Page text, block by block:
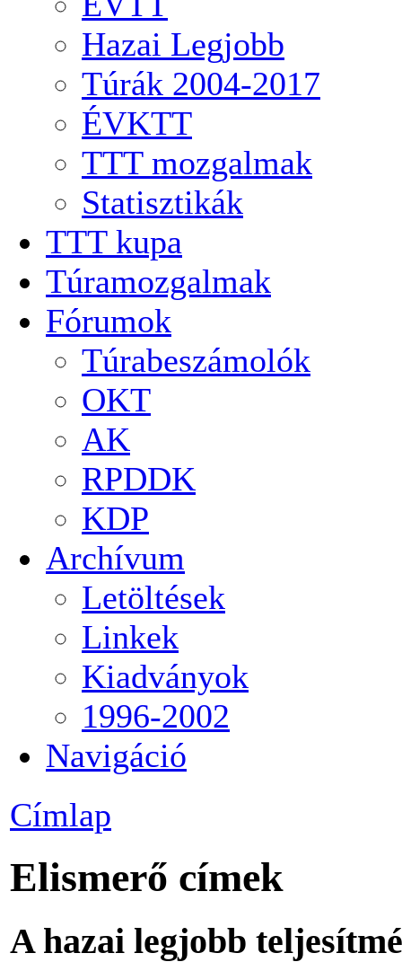
Hazai Legjobb
Túrák 2004-2017
ÉVKTT
TTT mozgalmak
Statisztikák
TTT kupa
Túramozgalmak
Fórumok
Túrabeszámolók
OKT
AK
RPDDK
KDP
Archívum
Letöltések
Linkek
Kiadványok
1996-2002
Navigáció
Címlap
Elismerő címek
A hazai legjobb